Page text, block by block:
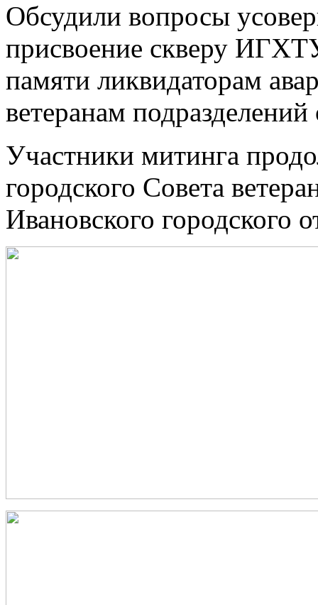
Обсудили вопросы
присвоение скверу
памяти ликвидаторам
ветеранам
Участники митинга
городского Совета
Ивановского городского